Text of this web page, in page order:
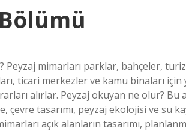
Peyzaj mimarları parklar, bahçeler,
ticari merkezler ve kamu binaları
alırlar. Peyzaj okuyan ne olur?
çevre tasarımı, peyzaj ekolojisi ve su
açık alanların tasarımı,